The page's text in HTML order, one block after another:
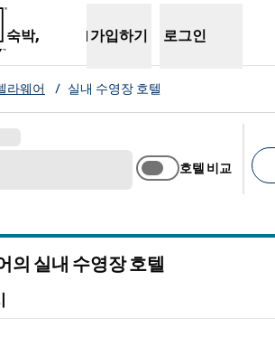
숙박,
탭 열림
가입하기 로그인
라웨어 / 실내 수영장 호텔
호텔 비교
의 실내 수영장 호텔